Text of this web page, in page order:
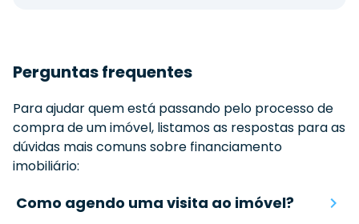
Perguntas frequentes
Para ajudar quem está passando pelo processo de
compra de um imóvel, listamos as respostas para as
dúvidas mais comuns sobre financiamento
imobiliário:
Como agendo uma visita ao imóvel?